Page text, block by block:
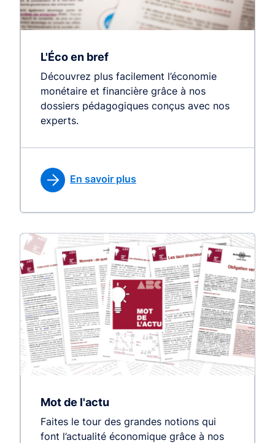
L'Éco en bref
Découvrez plus facilement l’économie
monétaire et financière grâce à nos
dossiers pédagogiques conçus avec nos
experts.
En savoir plus
Mot de l'actu
Faites le tour des grandes notions qui
font l’actualité économique grâce à nos